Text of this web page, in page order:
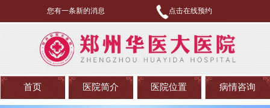
您有一条新的消息 点击在线预约
首页 医院简介 医院位置 病情咨询